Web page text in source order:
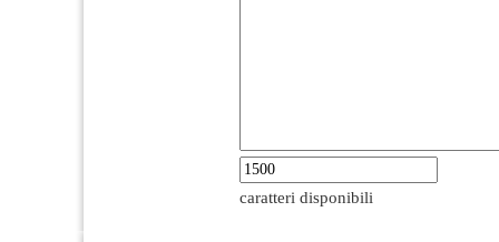
caratteri disponibili